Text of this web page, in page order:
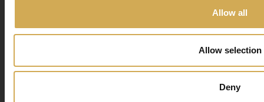
Allow all
Allow selection
Deny